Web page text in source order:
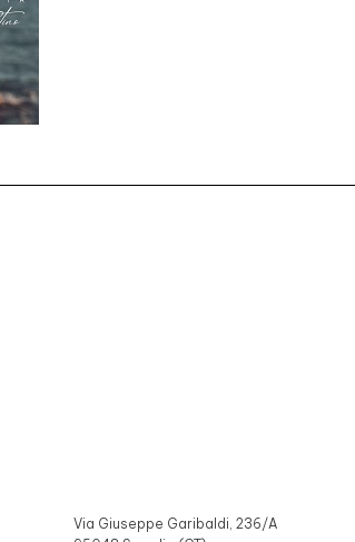
Via Giuseppe Garibaldi, 236/A